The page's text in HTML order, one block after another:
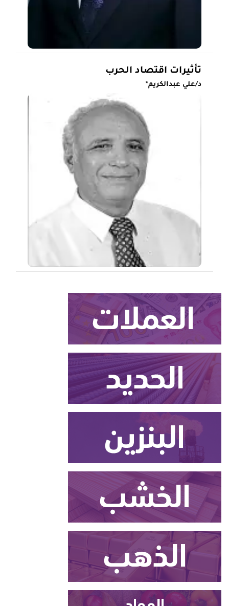
تأثيرات اقتصاد الحرب
د/علي عبدالكريم*